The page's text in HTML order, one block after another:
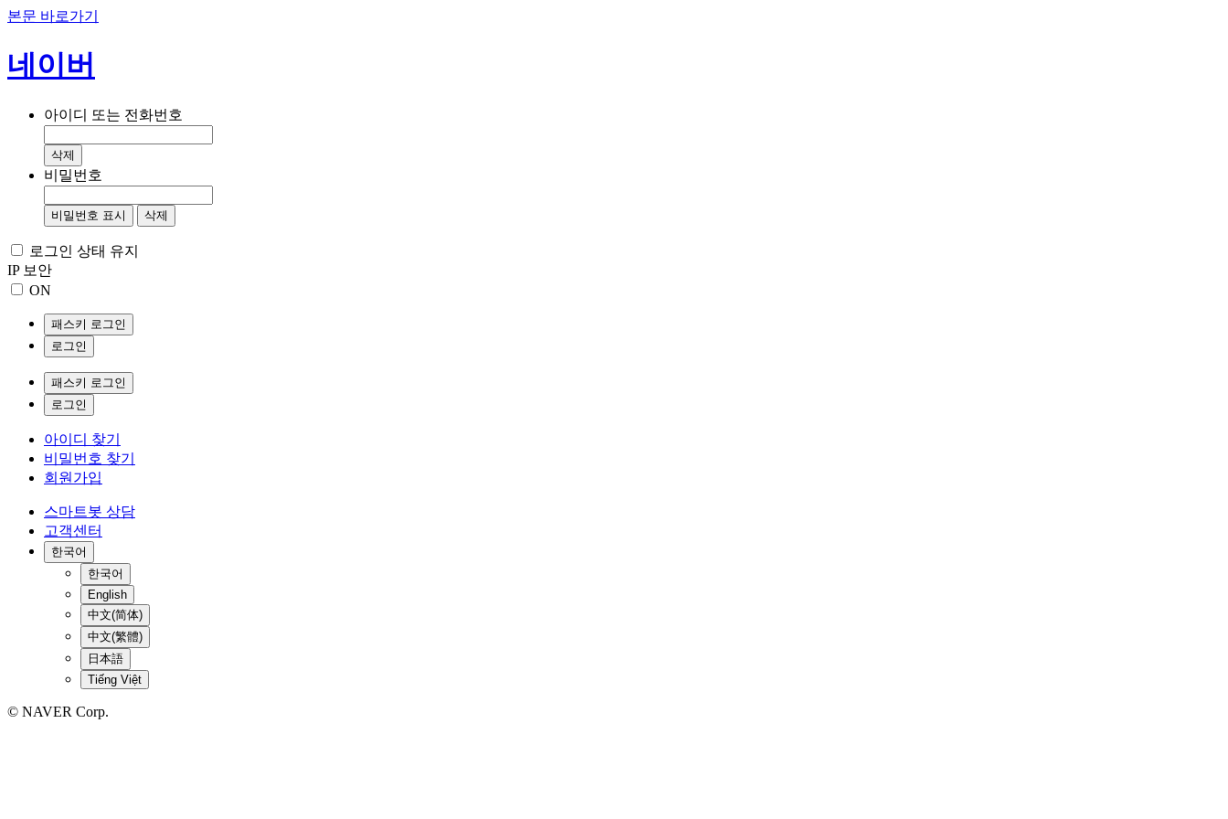
본문 바로가기
네이버
아이디 또는 전화번호
삭제
비밀번호
비밀번호 표시 삭제
로그인 상태 유지
IP 보안
ON
패스키 로그인
로그인
패스키 로그인
로그인
아이디 찾기
비밀번호 찾기
회원가입
스마트봇 상담
고객센터
한국어
한국어
English
中文(简体)
中文(繁體)
日本語
Tiếng Việt
© NAVER Corp.